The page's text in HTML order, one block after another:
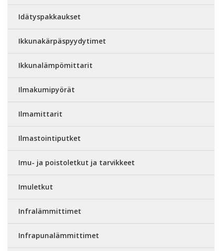
Idätyspakkaukset
Ikkunakärpäspyydytimet
Ikkunalämpömittarit
Ilmakumipyörät
Ilmamittarit
Ilmastointiputket
Imu- ja poistoletkut ja tarvikkeet
Imuletkut
Infralämmittimet
Infrapunalämmittimet